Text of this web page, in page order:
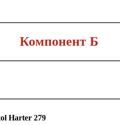
Компонент Б
Harter 279